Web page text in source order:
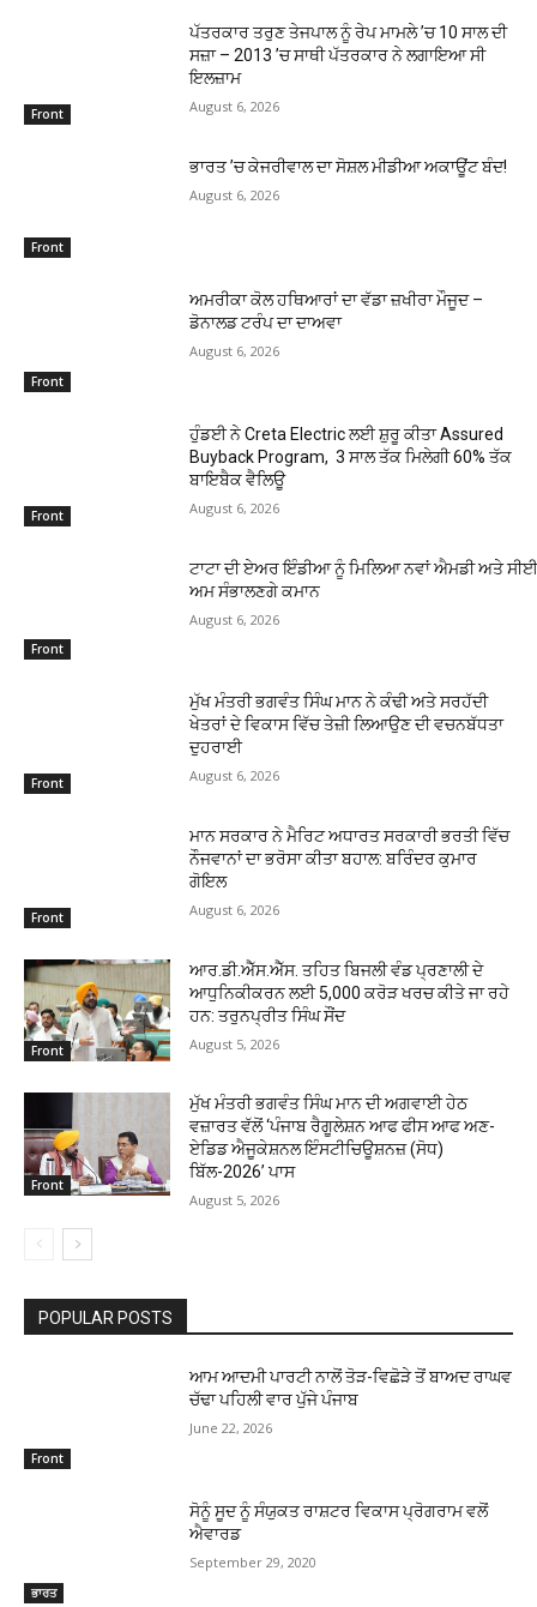
Front
ਪੱਤਰਕਾਰ ਤਰੁਣ ਤੇਜਪਾਲ ਨੂੰ ਰੇਪ ਮਾਮਲੇ ’ਚ 10 ਸਾਲ ਦੀ
ਸਜ਼ਾ – 2013 ’ਚ ਸਾਥੀ ਪੱਤਰਕਾਰ ਨੇ ਲਗਾਇਆ ਸੀ
ਇਲਜ਼ਾਮ
August 6, 2026
Front
ਭਾਰਤ ’ਚ ਕੇਜਰੀਵਾਲ ਦਾ ਸੋਸ਼ਲ ਮੀਡੀਆ ਅਕਾਊਂਟ ਬੰਦ!
August 6, 2026
Front
ਅਮਰੀਕਾ ਕੋਲ ਹਥਿਆਰਾਂ ਦਾ ਵੱਡਾ ਜ਼ਖੀਰਾ ਮੌਜੂਦ –
ਡੋਨਾਲਡ ਟਰੰਪ ਦਾ ਦਾਅਵਾ
August 6, 2026
Front
ਹੁੰਡਈ ਨੇ Creta Electric ਲਈ ਸ਼ੁਰੂ ਕੀਤਾ Assured
Buyback Program, 3 ਸਾਲ ਤੱਕ ਮਿਲੇਗੀ 60% ਤੱਕ
ਬਾਇਬੈਕ ਵੈਲਿਊ
August 6, 2026
Front
ਟਾਟਾ ਦੀ ਏਅਰ ਇੰਡੀਆ ਨੂੰ ਮਿਲਿਆ ਨਵਾਂ ਐਮਡੀ ਅਤੇ
ਅਮ ਸੰਭਾਲਣਗੇ ਕਮਾਨ
August 6, 2026
Front
ਮੁੱਖ ਮੰਤਰੀ ਭਗਵੰਤ ਸਿੰਘ ਮਾਨ ਨੇ ਕੰਢੀ ਅਤੇ ਸਰਹੱਦੀ
ਖੇਤਰਾਂ ਦੇ ਵਿਕਾਸ ਵਿੱਚ ਤੇਜ਼ੀ ਲਿਆਉਣ ਦੀ ਵਚਨਬੱਧਤਾ
ਦੁਹਰਾਈ
August 6, 2026
Front
ਮਾਨ ਸਰਕਾਰ ਨੇ ਮੈਰਿਟ ਅਧਾਰਤ ਸਰਕਾਰੀ ਭਰਤੀ ਵਿੱਚ
ਨੌਜਵਾਨਾਂ ਦਾ ਭਰੋਸਾ ਕੀਤਾ ਬਹਾਲ: ਬਰਿੰਦਰ ਕੁਮਾਰ
ਗੋਇਲ
August 6, 2026
Front
ਆਰ.ਡੀ.ਐੱਸ.ਐੱਸ. ਤਹਿਤ ਬਿਜਲੀ ਵੰਡ ਪ੍ਰਣਾਲੀ ਦੇ
ਆਧੁਨਿਕੀਕਰਨ ਲਈ 5,000 ਕਰੋੜ ਖਰਚ ਕੀਤੇ ਜਾ ਰਹੇ
ਹਨ: ਤਰੁਨਪ੍ਰੀਤ ਸਿੰਘ ਸੌਂਦ
August 5, 2026
Front
ਮੁੱਖ ਮੰਤਰੀ ਭਗਵੰਤ ਸਿੰਘ ਮਾਨ ਦੀ ਅਗਵਾਈ ਹੇਠ
ਵਜ਼ਾਰਤ ਵੱਲੋਂ ‘ਪੰਜਾਬ ਰੈਗੂਲੇਸ਼ਨ ਆਫ ਫੀਸ ਆਫ ਅਣ-
ਏਡਿਡ ਐਜੂਕੇਸ਼ਨਲ ਇੰਸਟੀਚਿਊਸ਼ਨਜ਼ (ਸੋਧ)
ਬਿੱਲ-2026’ ਪਾਸ
August 5, 2026
POPULAR POSTS
Front
ਆਮ ਆਦਮੀ ਪਾਰਟੀ ਨਾਲੋਂ ਤੋੜ-ਵਿਛੋੜੇ ਤੋਂ ਬਾਅਦ ਰਾਘਵ
ਚੱਢਾ ਪਹਿਲੀ ਵਾਰ ਪੁੱਜੇ ਪੰਜਾਬ
June 22, 2026
ਭਾਰਤ
ਸੋਨੂੰ ਸੂਦ ਨੂੰ ਸੰਯੁਕਤ ਰਾਸ਼ਟਰ ਵਿਕਾਸ ਪ੍ਰੋਗਰਾਮ ਵਲੋਂ
ਐਵਾਰਡ
September 29, 2020